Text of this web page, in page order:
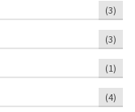
(3)
(3)
(1)
(4)